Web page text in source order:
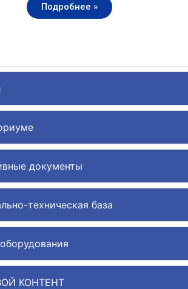
документы
техническая база
КОНТЕНТ
Подробнее »